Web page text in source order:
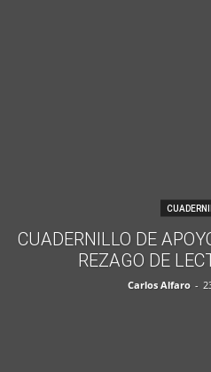
CUADERNILLO DE
REZAGO DE
Carlos Alfaro -